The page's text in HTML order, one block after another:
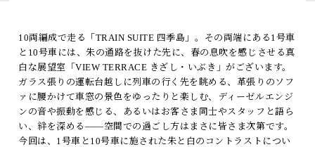
連載コラム
地域をつなぐ懸け橋に。
コンセプト
10両編成で走る「TRAIN SUITE 四季島」。その両端にある1号車
と10号車には、朱の通路を抜けた先に、春の息吹を感じさせる真
白な展望室「VIEW TERRACE きざし・いぶき」がございます。
ガラス張りの運転台越しに列車の行く先を眺める、革張りのソフ
ァに腰かけて車窓の景色をゆったりと楽しむ、ディーゼルエンジ
ンの音や振動を感じる、あるいはお客さま同士やスタッフと語ら
い、絆を深める――空間での過ごし方はまさに皆さま次第です。
今回は、1号車と10号車に施された朱と白のコントラストについ